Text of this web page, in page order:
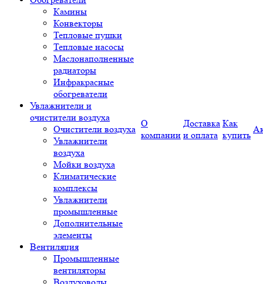
Камины
Конвекторы
Тепловые пушки
Тепловые насосы
Маслонаполненные
радиаторы
Инфракрасные
обогреватели
Увлажнители и
очистители воздуха
Очистители воздуха
Увлажнители
воздуха
Мойки воздуха
Климатические
комплексы
Увлажнители
промышленные
Дополнительные
элементы
Вентиляция
Промышленные
вентиляторы
О
компании
Доставка
и оплата
Как
купить